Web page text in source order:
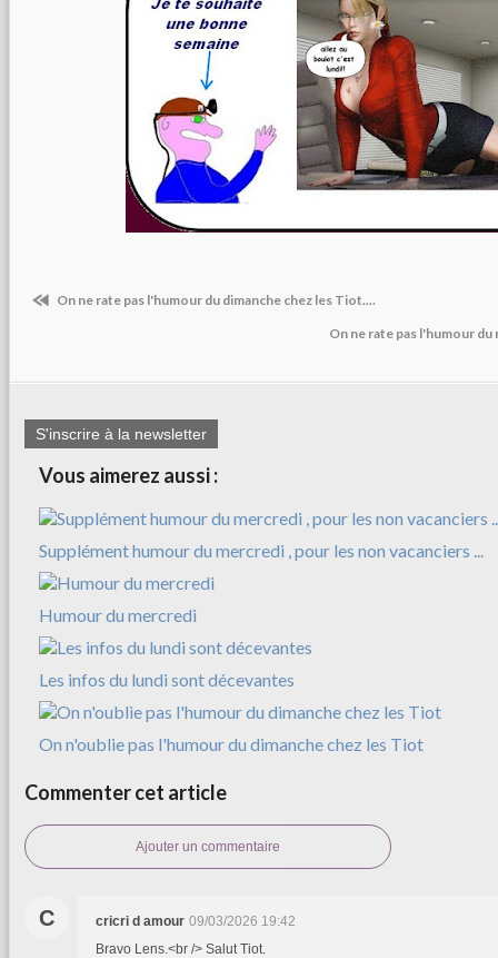
On ne rate pas l'humour du dimanche chez les Tiot....
On ne rate pas l'humour
S'inscrire à la newsletter
Vous aimerez aussi :
Supplément humour du mercredi , pour les non vacanciers ...
Humour du mercredi
Les infos du lundi sont décevantes
On n'oublie pas l'humour du dimanche chez les Tiot
Commenter cet article
Ajouter un commentaire
C cricri d amour 09/03/2026 19:42
Bravo Lens.<br /> Salut Tiot.